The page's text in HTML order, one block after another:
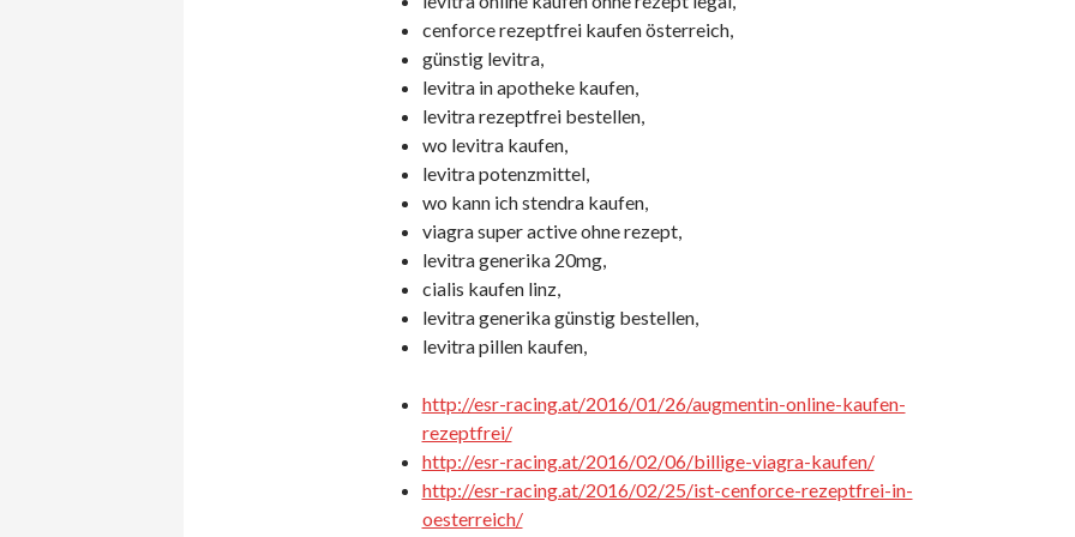
cenforce rezeptfrei kaufen österreich,
günstig levitra,
levitra in apotheke kaufen,
levitra rezeptfrei bestellen,
wo levitra kaufen,
levitra potenzmittel,
wo kann ich stendra kaufen,
viagra super active ohne rezept,
levitra generika 20mg,
cialis kaufen linz,
levitra generika günstig bestellen,
levitra pillen kaufen,
http://esr-racing.at/2016/01/26/augmentin-online-kaufen-
rezeptfrei/
http://esr-racing.at/2016/02/06/billige-viagra-kaufen/
http://esr-racing.at/2016/02/25/ist-cenforce-rezeptfrei-in-
oesterreich/